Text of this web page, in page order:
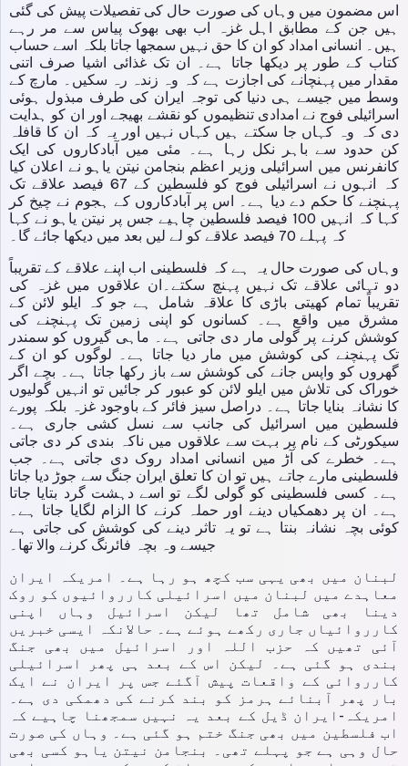
اس مضمون میں وہاں کی صورت حال کی تفصیلات پیش کی گئی
ہیں جن کے مطابق اہل غزہ اب بھی بھوک پیاس سے مر رہے
ہیں۔ انسانی امداد کو ان کا حق نہیں سمجھا جاتا بلکہ اسے حساب
کتاب کے طور پر دیکھا جاتا ہے۔ ان تک غذائی اشیا صرف اتنی
مقدار میں پہنچانے کی اجازت ہے کہ وہ زندہ رہ سکیں۔ مارچ کے
وسط میں جیسے ہی دنیا کی توجہ ایران کی طرف مبذول ہوئی
اسرائیلی فوج نے امدادی تنظیموں کو نقشے بھیجے اور ان کو ہدایت
دی کہ وہ کہاں جا سکتے ہیں کہاں نہیں اور یہ کہ ان کا قافلہ
کن حدود سے باہر نکل رہا ہے۔ مئی میں آبادکاروں کی ایک
کانفرنس میں اسرائیلی وزیر اعظم بنجامن نیتن یاہو نے اعلان کیا
کہ انہوں نے اسرائیلی فوج کو فلسطین کے 67 فیصد علاقے تک
پہنچنے کا حکم دے دیا ہے۔ اس پر آبادکاروں کے ہجوم نے چیخ کر
کہا کہ انہیں 100 فیصد فلسطین چاہیے جس پر نیتن یاہو نے کہا
کہ پہلے 70 فیصد علاقے کو لے لیں بعد میں دیکھا جائے گا۔
وہاں کی صورت حال یہ ہے کہ فلسطینی اب اپنے علاقے کے تقریباً
دو تہائی علاقے تک نہیں پہنچ سکتے۔ان علاقوں میں غزہ کی
تقریباً تمام کھیتی باڑی کا علاقہ شامل ہے جو کہ ایلو لائن کے
مشرق میں واقع ہے۔ کسانوں کو اپنی زمین تک پہنچنے کی
کوشش کرنے پر گولی مار دی جاتی ہے۔ ماہی گیروں کو سمندر
تک پہنچنے کی کوشش میں مار دیا جاتا ہے۔ لوگوں کو ان کے
گھروں کو واپس جانے کی کوشش سے باز رکھا جاتا ہے۔ بچے اگر
خوراک کی تلاش میں ایلو لائن کو عبور کر جائیں تو انہیں گولیوں
کا نشانہ بنایا جاتا ہے۔ دراصل سیز فائر کے باوجود غزہ بلکہ پورے
فلسطین میں اسرائیل کی جانب سے نسل کشی جاری ہے۔
سیکورٹی کے نام پر بہت سے علاقوں میں ناکہ بندی کر دی جاتی
ہے۔ خطرے کی آڑ میں انسانی امداد روک دی جاتی ہے۔ جب
فلسطینی مارے جاتے ہیں تو ان کا تعلق ایران جنگ سے جوڑ دیا جاتا
ہے۔ کسی فلسطینی کو گولی لگے تو اسے دہشت گرد بتایا جاتا
ہے۔ ان پر دھمکیاں دینے اور حملہ کرنے کا الزام لگایا جاتا ہے۔
کوئی بچہ نشانہ بنتا ہے تو یہ تاثر دینے کی کوشش کی جاتی ہے
جیسے وہ بچہ فائرنگ کرنے والا تھا۔
لبنان میں بھی یہی سب کچھ ہو رہا ہے۔ امریکہ ایران
معاہدے میں لبنان میں اسرائیلی کارروائیوں کو روک
دینا بھی شامل تھا لیکن اسرائیل وہاں اپنی
کارروائیاں جاری رکھے ہوئے ہے۔ حالانکہ ایسی خبریں
آئی تھیں کہ حزب اللہ اور اسرائیل میں بھی جنگ
بندی ہو گئی ہے۔ لیکن اس کے بعد ہی پھر اسرائیلی
کارروائی کے واقعات پیش آگئے جس پر ایران نے ایک
بار پھر آبنائے ہرمز کو بند کرنے کی دھمکی دی ہے۔
امریکہ-ایران ڈیل کے بعد یہ نہیں سمجھنا چاہیے کہ
اب فلسطین میں بھی جنگ ختم ہو گئی ہے۔ وہاں کی صورت
حال وہی ہے جو پہلے تھی۔ بنجامن نیتن یاہو کسی بھی